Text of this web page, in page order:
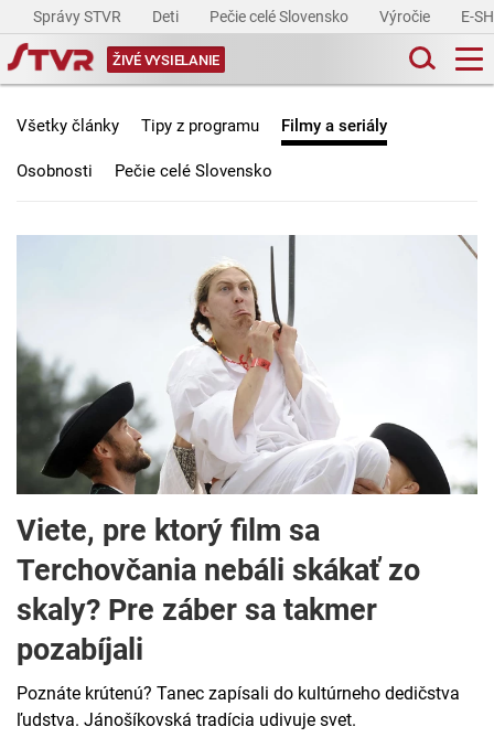
Správy STVR Deti Pečie celé Slovensko Výročie E-
ŽIVÉ VYSIELANIE
Všetky články Tipy z programu Filmy a seriály
Osobnosti Pečie celé Slovensko
Viete, pre ktorý film sa
Terchovčania nebáli skákať zo
skaly? Pre záber sa takmer
pozabíjali
Poznáte krútenú? Tanec zapísali do kultúrneho dedičstva
ľudstva. Jánošíkovská tradícia udivuje svet.